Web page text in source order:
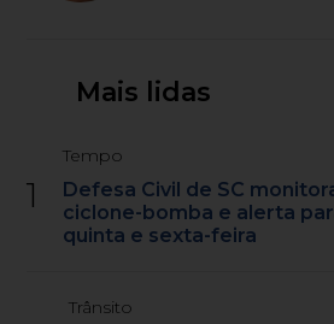
Mais lidas
1
Tempo
Defesa Civil de SC
ciclone-bomba e alerta
quinta e sexta-feira
Trânsito